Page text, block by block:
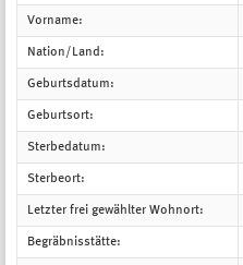
Vorname:
Nation/Land:
Geburtsdatum:
Geburtsort:
Sterbedatum:
Sterbeort:
Letzter frei gewählter Wohnort:
Begräbnisstätte: